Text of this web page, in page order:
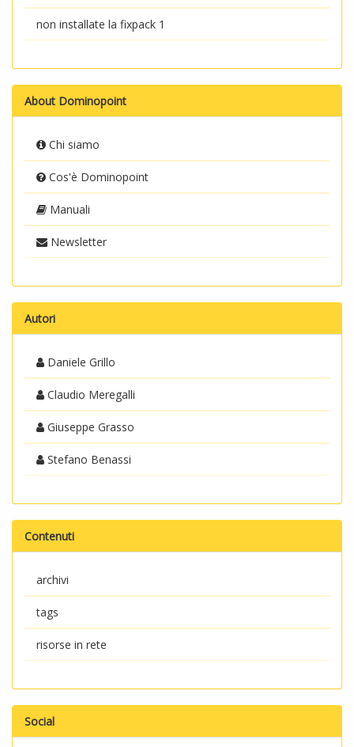
non installate la fixpack 1
About Dominopoint
Chi siamo
Cos'è Dominopoint
Manuali
Newsletter
Autori
Daniele Grillo
Claudio Meregalli
Giuseppe Grasso
Stefano Benassi
Contenuti
archivi
tags
risorse in rete
Social